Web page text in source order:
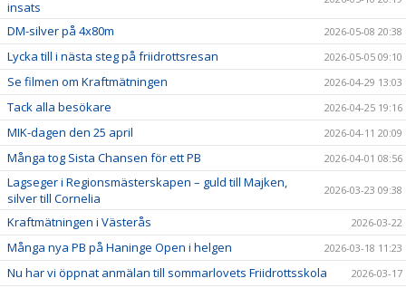
insats
DM-silver på 4x80m 2026-05-08 20:38
Lycka till i nästa steg på friidrottsresan 2026-05-05 09:10
Se filmen om Kraftmätningen 2026-04-29 13:03
Tack alla besökare 2026-04-25 19:16
MIK-dagen den 25 april 2026-04-11 20:09
Många tog Sista Chansen för ett PB 2026-04-01 08:56
Lagseger i Regionsmästerskapen – guld till Majken,
silver till Cornelia
2026-03-23 09:38
Kraftmätningen i Västerås 2026-03-22
Många nya PB på Haninge Open i helgen 2026-03-18 11:23
Nu har vi öppnat anmälan till sommarlovets Friidrottsskola 2026-03-17